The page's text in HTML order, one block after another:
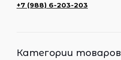
+7 (988) 6-203-203
Категории товаров